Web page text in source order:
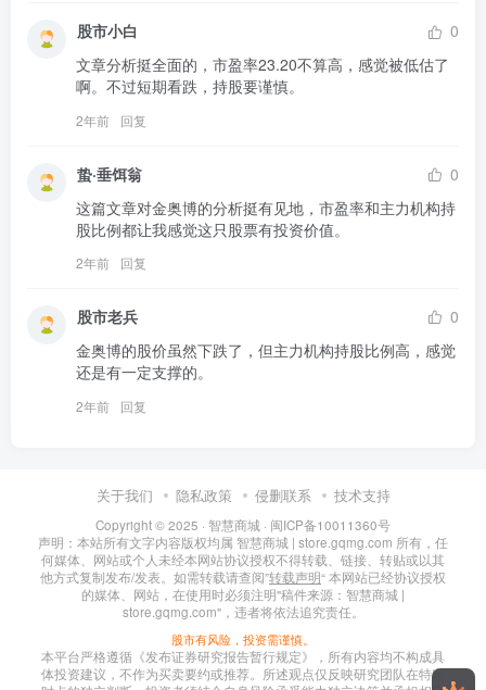
股市小白
0
文章分析挺全面的，市盈率23.20不算高，感觉被低估了
啊。不过短期看跌，持股要谨慎。
2年前 回复
蛰·垂饵翁
0
这篇文章对金奥博的分析挺有见地，市盈率和主力机构持
股比例都让我感觉这只股票有投资价值。
2年前 回复
股市老兵
0
金奥博的股价虽然下跌了，但主力机构持股比例高，感觉
还是有一定支撑的。
2年前 回复
关于我们 隐私政策 侵删联系 技术支持
Copyright © 2025 · 智慧商城 · 闽ICP备10011360号
声明：本站所有文字内容版权均属 智慧商城 | store.gqmg.com 所有，任
何媒体、网站或个人未经本网站协议授权不得转载、链接、转贴或以其
他方式复制发布/发表。如需转载请查阅”转载声明“ 本网站已经协议授权
的媒体、网站，在使用时必须注明"稿件来源：智慧商城 |
store.gqmg.com"，违者将依法追究责任。
股市有风险，投资需谨慎。
本平台严格遵循《发布证券研究报告暂行规定》，所有内容均不构成具
体投资建议，不作为买卖要约或推荐。所述观点仅反映研究团队在特定